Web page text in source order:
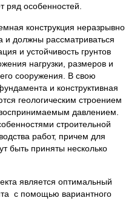
ряд особенностей.
конструкция неразрывно
и должны рассматриваться
и устойчивость грунтов
нагрузки, размеров и
сооружения. В свою
и конструктивная
геологическим строением
давлением.
строительной
работ, причем для
быть приняты несколько
является оптимальный
с помощью вариантного